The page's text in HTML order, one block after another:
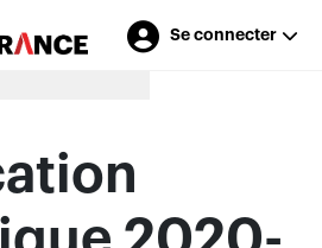
Se connecter
à nos annonceurs